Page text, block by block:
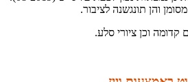
והן תונגשנה לציבור.
וכן ציורי סלע.